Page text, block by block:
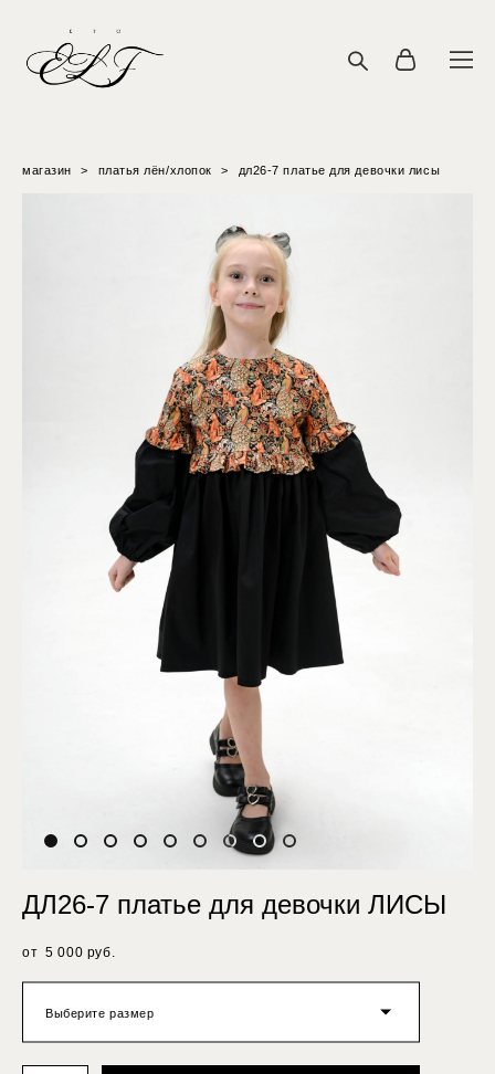
магазин > платья лён/хлопок > дл26-7 платье для девочки лисы
ДЛ26-7 платье для девочки ЛИСЫ
от 5 000 pуб.
Выберите размер